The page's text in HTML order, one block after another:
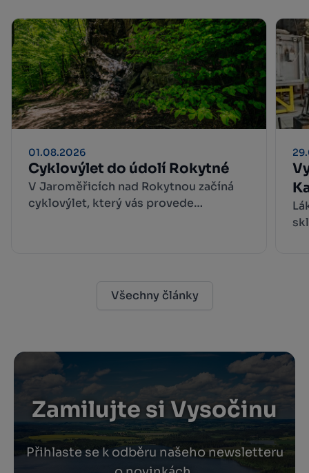
01.08.2026
Cyklovýlet do údolí Rokytné
V Jaroměřicích nad Rokytnou začíná
cyklovýlet, který vás provede
Všechny články
Zamilujte si Vysočinu
Přihlaste se k odběru našeho newsletteru